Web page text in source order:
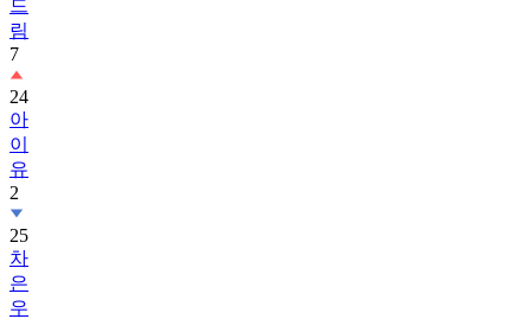
드
림
7
24
아
이
유
2
25
차
은
우